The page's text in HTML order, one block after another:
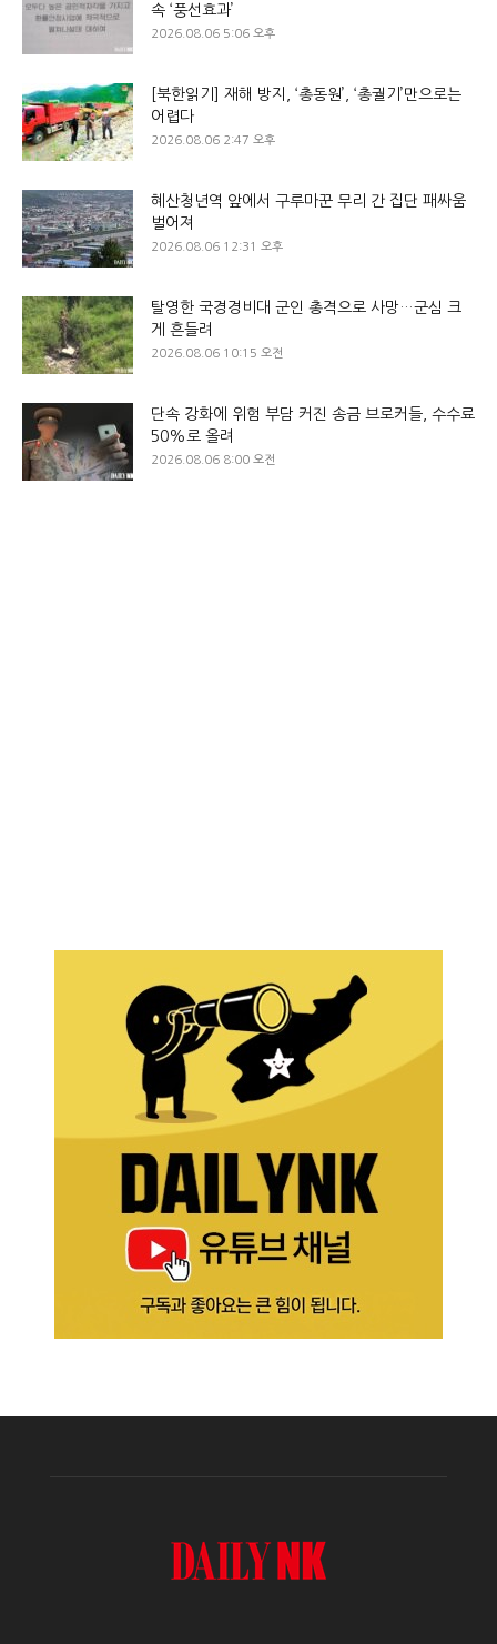
속 ‘풍선효과’
2026.08.06 5:06 오후
[북한읽기] 재해 방지, ‘총동원’, ‘총궐기’만으로는
어렵다
2026.08.06 2:47 오후
혜산청년역 앞에서 구루마꾼 무리 간 집단 패싸움
벌어져
2026.08.06 12:31 오후
탈영한 국경경비대 군인 총격으로 사망…군심 크
게 흔들려
2026.08.06 10:15 오전
단속 강화에 위험 부담 커진 송금 브로커들, 수수료
50%로 올려
2026.08.06 8:00 오전